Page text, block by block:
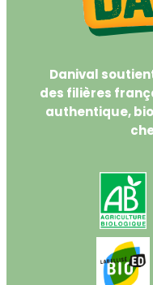
Danival
des filières
authentique,